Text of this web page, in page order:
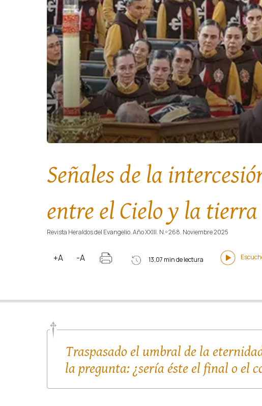
Señales de la
entre el Cielo y la tierra
Revista Heraldos del Evangelio. Año XXIII. N.º 268. Noviembre 2025
+A -A 13,07 min de lectura
Traspasado el umbral de la
la pregunta: ¿sería éste el final o el